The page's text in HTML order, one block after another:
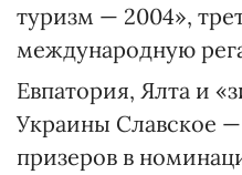
туризм — 2004»,
международную
Евпатория, Ялта и
Украины Славское —
призеров в